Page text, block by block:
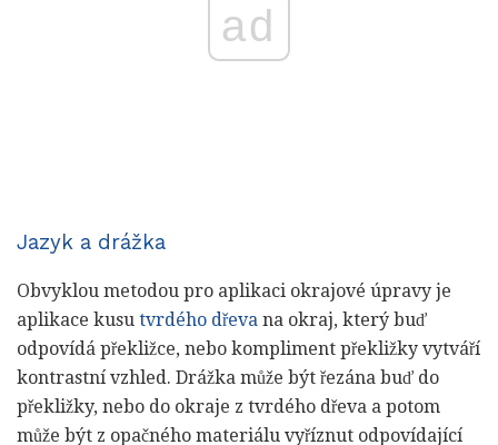
ad
Jazyk a drážka
Obvyklou metodou pro aplikaci okrajové úpravy je
aplikace kusu tvrdého dřeva na okraj, který buď
odpovídá překližce, nebo kompliment překližky vytváří
kontrastní vzhled. Drážka může být řezána buď do
překližky, nebo do okraje z tvrdého dřeva a potom
může být z opačného materiálu vyříznut odpovídající